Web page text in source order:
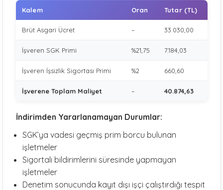
Kalem Oran Tutar (TL)
Brüt Asgari Ücret – 33.030,00
İşveren SGK Primi %21,75 7.184,03
İşveren İşsizlik Sigortası Primi %2 660,60
İşverene Toplam Maliyet – 40.874,63
İndirimden Yararlanamayan Durumlar:
SGK’ya vadesi geçmiş prim borcu bulunan
işletmeler
Sigortalı bildirimlerini süresinde yapmayan
işletmeler
Denetim sonucunda kayıt dışı işçi çalıştırdığı tespit